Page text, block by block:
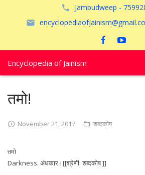
Jambudweep -
Encyclopedia of Jainism
अयोध्या
तमो!
November 21, 2017 शब्दकोष
तमो
Darkness. अंधकार।[[श्रेणी: शब्दकोष ]]